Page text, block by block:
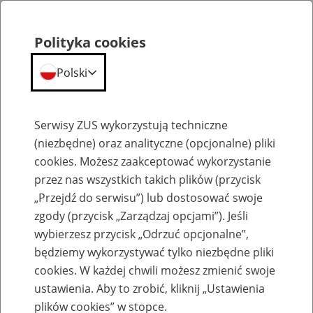
Emerytury
Baza zlikwidowanych lub
przekształconych zakładów pracy
Polityka cookies
Polski
Serwisy ZUS wykorzystują techniczne
(niezbędne) oraz analityczne (opcjonalne) pliki
cookies. Możesz zaakceptować wykorzystanie
przez nas wszystkich takich plików (przycisk
„Przejdź do serwisu”) lub dostosować swoje
zgody (przycisk „Zarządzaj opcjami”). Jeśli
wybierzesz przycisk „Odrzuć opcjonalne”,
będziemy wykorzystywać tylko niezbędne pliki
cookies. W każdej chwili możesz zmienić swoje
ustawienia. Aby to zrobić, kliknij „Ustawienia
plików cookies” w stopce.